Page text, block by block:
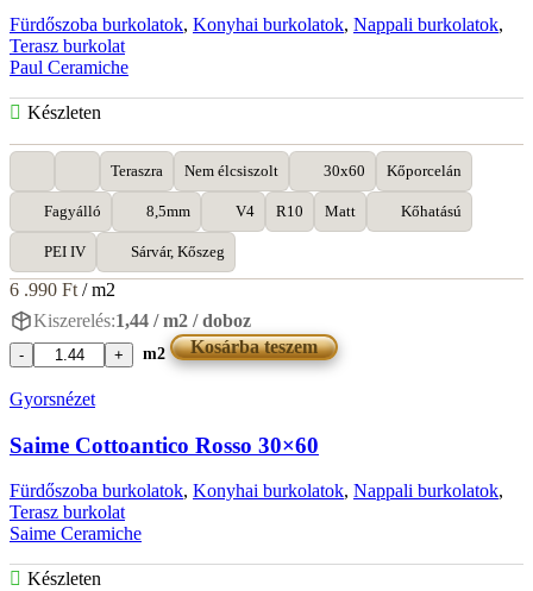
Fürdőszoba burkolatok, Konyhai burkolatok, Nappali burkolatok,
Terasz burkolat
Paul Ceramiche
Készleten
Teraszra Nem élcsiszolt 30x60 Kőporcelán
Fagyálló 8,5mm V4 R10 Matt Kőhatású
PEI IV Sárvár, Kőszeg
6 .990 Ft / m2
Kiszerelés:1,44 / m2 / doboz
Paul
Thai
30x60
m2 Kosárba teszem
Gyorsnézet
Saime Cottoantico Rosso 30×60
Fürdőszoba burkolatok, Konyhai burkolatok, Nappali burkolatok,
Terasz burkolat
Saime Ceramiche
Készleten